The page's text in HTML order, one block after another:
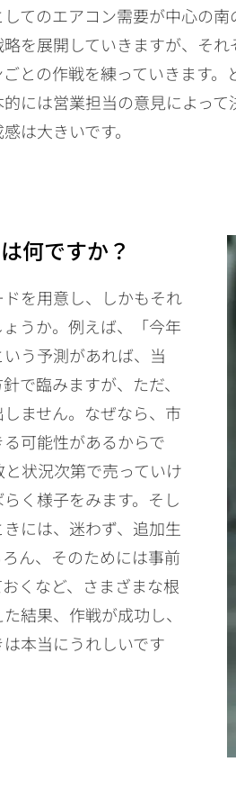
てのエアコン需要が中心の
を展開していきますが、そ
との作戦を練っていきます
には営業担当の意見によっ
は大きいです。
何ですか？
を用意し、しかもそれ
うか。例えば、「今年
う予測があれば、当
で臨みますが、ただ、
ません。なぜなら、市
可能性があるからで
状況次第で売っていけ
く様子をみます。そし
には、迷わず、追加生
ん、そのためには事前
くなど、さまざまな根
結果、作戦が成功し、
本当にうれしいです